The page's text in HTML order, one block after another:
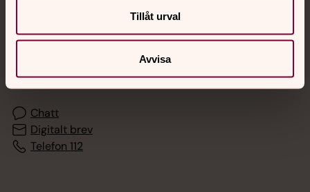
Tillåt urval
Avvisa
Akut samtals- och krisstöd. Prata eller chatta anonymt
med en präst på kvällar och nätter.
Chatt
Digitalt brev
Telefon 112